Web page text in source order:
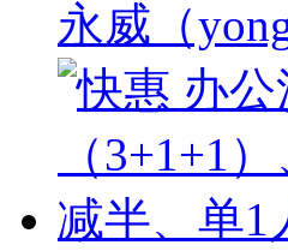
永威（